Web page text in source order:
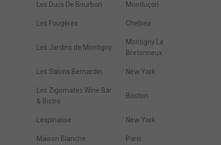
Les Ducs De Bourbon Montluçon
Les Fougères Chelsea
Les Jardins de Montigny
Montigny Le
Bretonneux
Les Salons Bernardin New York
Les Zigomates Wine Bar
& Bistro
Boston
Lespinasse New York
Maison Blanche Paris